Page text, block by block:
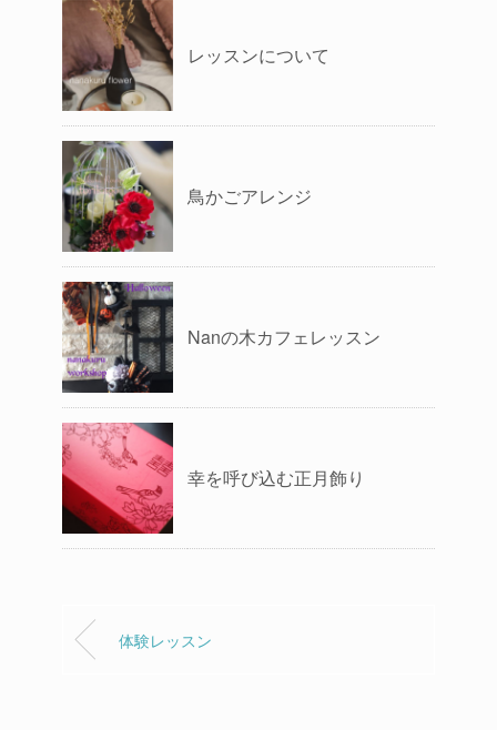
レッスンについて
鳥かごアレンジ
Nanの木カフェレッスン
幸を呼び込む正月飾り
体験レッスン